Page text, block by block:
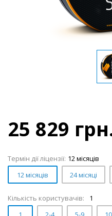
25 829
Термін дії ліцензії: 12 місяців
12 місяців
24 місяці
Кількість користувачів:
1